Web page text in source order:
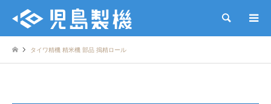
検索
タイワ精機 精米機 部品 搗精ロール